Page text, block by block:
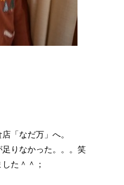
「なだ万」へ。
りなかった。。。笑
た＾＾；